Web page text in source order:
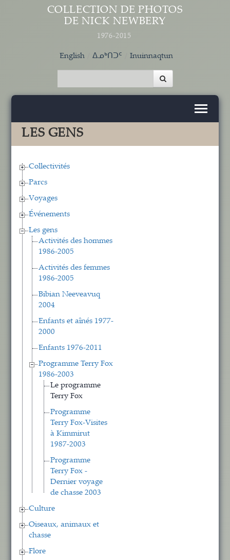
Aller au contenu principal
COLLECTION DE PHOTOS
DE NICK NEWBERY
1976-2015
English ᐃᓄᒃᑎᑐᑦ Inuinnaqtun
LES GENS
Collectivités
Parcs
Voyages
Événements
Les gens
Activités des hommes
1986-2005
Activités des femmes
1986-2005
Bibian Neeveavuq
2004
Enfants et aînés 1977-
2000
Enfants 1976-2011
Programme Terry Fox
1986-2003
Le programme
Terry Fox
Programme
Terry Fox-Visites
à Kimmirut
1987-2003
Programme
Terry Fox -
Dernier voyage
de chasse 2003
Culture
Oiseaux, animaux et
chasse
Flore